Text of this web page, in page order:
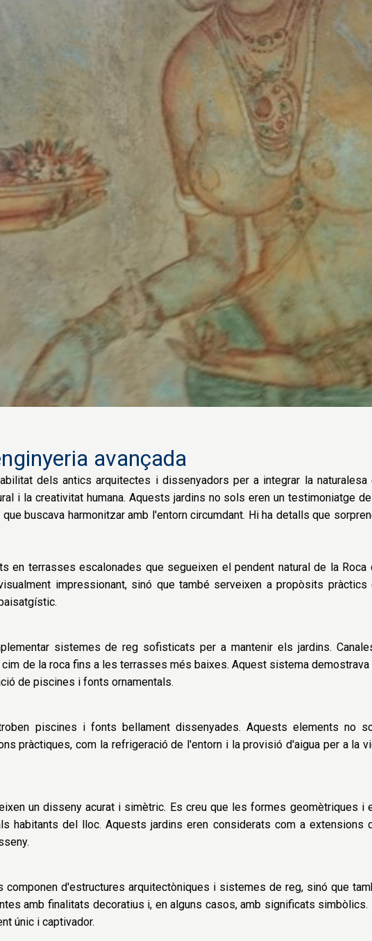
avançada
dels antics arquitectes i dissenyadors per a integrar la naturalesa
i la creativitat humana. Aquests jardins no sols eren un testimoniatge
buscava harmonitzar amb l'entorn circumdant. Hi ha detalls que
en terrasses escalonades que segueixen el pendent natural de la Roca
impressionant, sinó que també serveixen a propòsits pràctics
sistemes de reg sofisticats per a mantenir els jardins.
de la roca fins a les terrasses més baixes. Aquest sistema demostrava
de piscines i fonts ornamentals.
piscines i fonts bellament dissenyades. Aquests elements no
pràctiques, com la refrigeració de l'entorn i la provisió d'aigua per a la
un disseny acurat i simètric. Es creu que les formes geomètriques i
del lloc. Aquests jardins eren considerats com a extensions
d'estructures arquitectòniques i sistemes de reg, sinó que
amb finalitats decoratius i, en alguns casos, amb significats simbòlics.
únic i captivador.